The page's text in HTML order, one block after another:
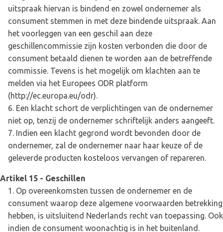
uitspraak hiervan is bindend en zowel ondernemer als
consument stemmen in met deze bindende uitspraak. Aan
het voorleggen van een geschil aan deze
geschillencommissie zijn kosten verbonden die door de
consument betaald dienen te worden aan de betreffende
commissie. Tevens is het mogelijk om klachten aan te
melden via het Europees ODR platform
(http://ec.europa.eu/odr).
Een klacht schort de verplichtingen van de ondernemer
niet op, tenzij de ondernemer schriftelijk anders aangeeft.
Indien een klacht gegrond wordt bevonden door de
ondernemer, zal de ondernemer naar haar keuze of de
geleverde producten kosteloos vervangen of repareren.
Artikel 15 - Geschillen
Op overeenkomsten tussen de ondernemer en de
consument waarop deze algemene voorwaarden betrekking
hebben, is uitsluitend Nederlands recht van toepassing. Ook
indien de consument woonachtig is in het buitenland.